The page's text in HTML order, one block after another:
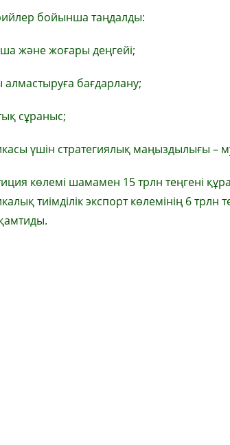
бойынша таңдалды:
және жоғары деңгейі;
бағдарлану;
сұраныс;
үшін стратегиялық маңыздылығы –
көлемі шамамен 15 трлн теңгені
тиімділік экспорт көлемінің 6 трлн